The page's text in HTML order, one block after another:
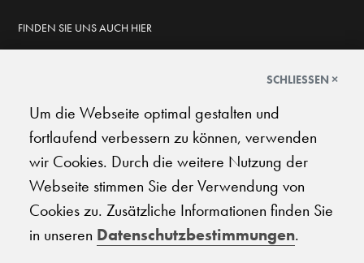
FINDEN SIE UNS AUCH HIER
4.6 ★★★★★
★★★★★
© 2026 Carplanet Galliker
SCHLIESSEN ×
Um die Webseite optimal gestalten und
fortlaufend verbessern zu können, verwenden
wir Cookies. Durch die weitere Nutzung der
Webseite stimmen Sie der Verwendung von
Cookies zu. Zusätzliche Informationen finden Sie
in unseren Datenschutzbestimmungen.